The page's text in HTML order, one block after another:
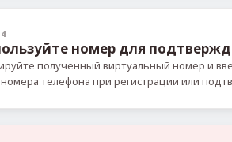
номер для
полученный виртуальный номер и
телефона при регистрации или